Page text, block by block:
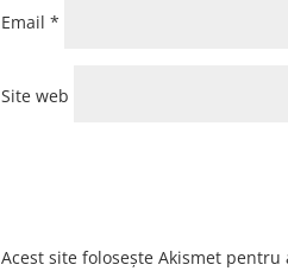
Email *
Site web
Acest site folosește Akismet pentru